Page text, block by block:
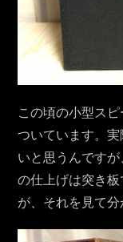
この頃の小型ス
ついています。
いと思うんです
の仕上げは突き
が、それを見て分